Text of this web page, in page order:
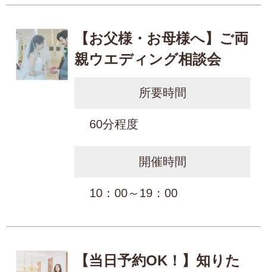
【お父様・お母様へ】ご両
親ウエディング相談会
所要時間
60分程度
開催時間
10：00～19：00
【当日予約OK！】知りた